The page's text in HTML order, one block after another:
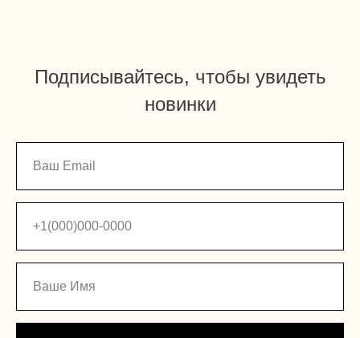
Подписывайтесь, чтобы увидеть
новинки